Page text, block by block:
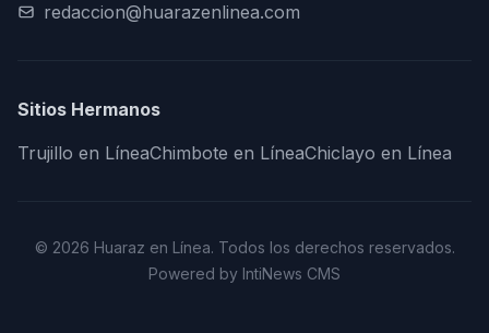
redaccion@huarazenlinea.com
Sitios Hermanos
Trujillo en LíneaChimbote en LíneaChiclayo en Línea
© 2026 Huaraz en Línea. Todos los derechos reservados.
Powered by IntiNews CMS